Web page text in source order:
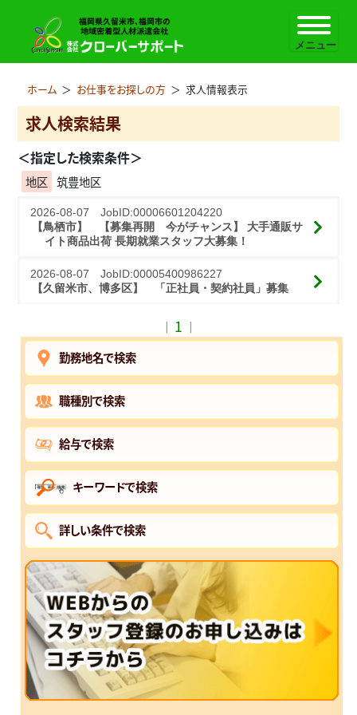
ホーム ＞ お仕事をお探しの方 ＞ 求人情報表示
求人検索結果
＜指定した検索条件＞
地区 筑豊地区
2026-08-07 JobID:00006601204220
【鳥栖市】 【募集再開　今がチャンス】 大手通販サ
イト商品出荷 長期就業スタッフ大募集！
2026-08-07 JobID:00005400986227
【久留米市、博多区】 「正社員・契約社員」募集
｜ 1 ｜
勤務地名で検索
職種別で検索
給与で検索
キーワードで検索
詳しい条件で検索